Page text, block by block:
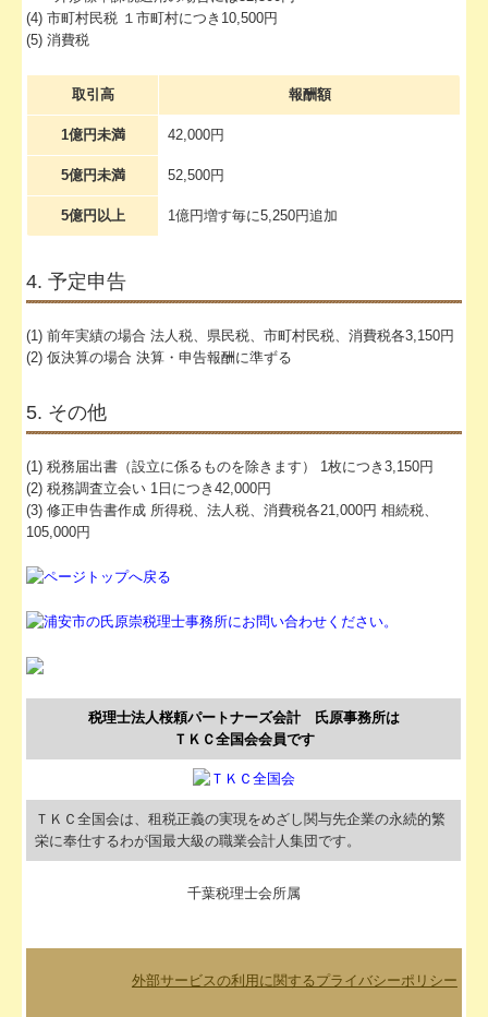
税理士法人桜頼パートナーズ会計 氏原事務所は
ＴＫＣ全国会会員です
ＴＫＣ全国会は、租税正義の実現をめざし関与先企業の永続的繁
栄に奉仕するわが国最大級の職業会計人集団です。
千葉税理士会所属
(4) 市町村民税 １市町村につき10,500円
(5) 消費税
取引高 報酬額
1億円未満 42,000円
5億円未満 52,500円
5億円以上 1億円増す毎に5,250円追加
4. 予定申告
(1) 前年実績の場合 法人税、県民税、市町村民税、消費税各3,150円
(2) 仮決算の場合 決算・申告報酬に準ずる
5. その他
(1) 税務届出書（設立に係るものを除きます） 1枚につき3,150円
(2) 税務調査立会い 1日につき42,000円
(3) 修正申告書作成 所得税、法人税、消費税各21,000円 相続税、
105,000円
外部サービスの利用に関するプライバシーポリシー